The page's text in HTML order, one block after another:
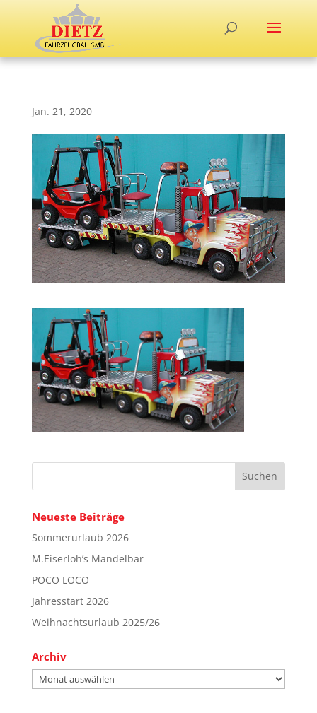
Jan. 21, 2020
Neueste Beiträge
Sommerurlaub 2026
M.Eiserloh’s Mandelbar
POCO LOCO
Jahresstart 2026
Weihnachtsurlaub 2025/26
Archiv
Archiv